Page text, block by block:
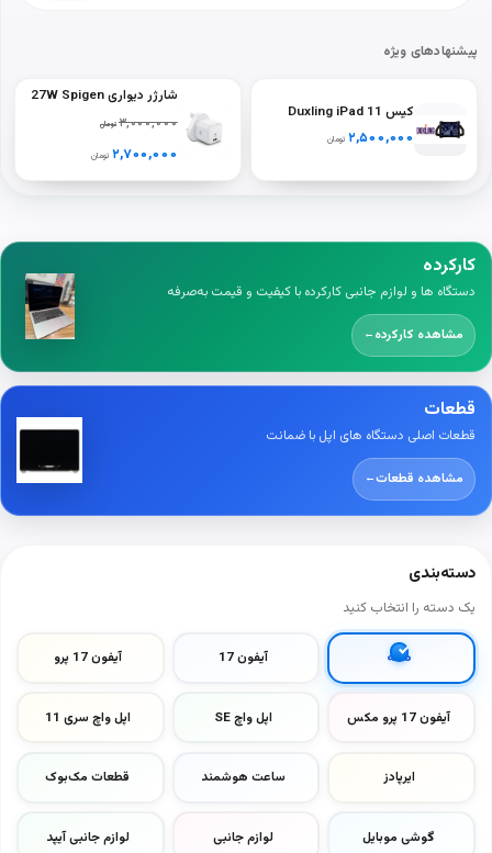
پیشنهادهای ویژه
کیس Duxling iPad 11
نسل A16
بنفش
۲,۵۰۰,۰۰۰ تومان
شارژر دیواری 27W Spigen
۳,۰۰۰,۰۰۰تومان
۲,۷۰۰,۰۰۰ تومان
کارکرده
دستگاه ها و لوازم جانبی کارکرده با کیفیت و قیمت به‌صرفه
مشاهده کارکرده←
قطعات
قطعات اصلی دستگاه های اپل با ضمانت
مشاهده قطعات←
دسته‌بندی
یک دسته را انتخاب کنید
همه آیفون 17 آیفون 17 پرو
آیفون 17 پرو مکس اپل واچ SE اپل واچ سری 11
ایرپادز ساعت هوشمند قطعات مک‌بوک
گوشی موبایل لوازم جانبی لوازم جانبی آیپد